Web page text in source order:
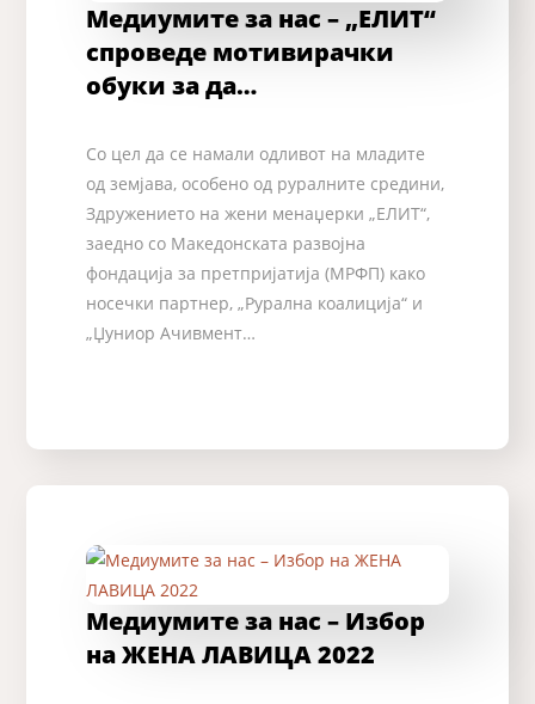
Медиумите за нас – „ЕЛИТ“
спроведе мотивирачки
обуки за да…
Со цел да се намали одливот на младите
од земјава, особено од руралните средини,
Здружението на жени менаџерки „ЕЛИТ“,
заедно со Македонската развојна
фондација за претпријатија (МРФП) како
носечки партнер, „Рурална коалиција“ и
„Џуниор Ачивмент…
Медиумите за нас – Избор
на ЖЕНА ЛАВИЦА 2022